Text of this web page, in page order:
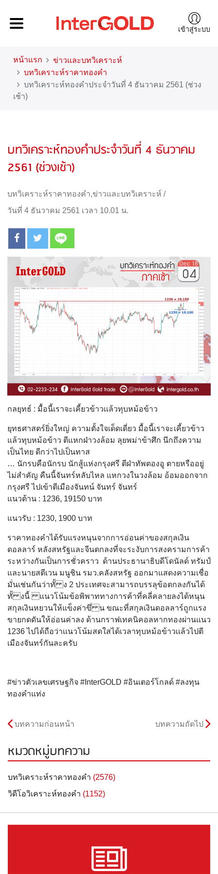
เข้าสู่ระบบ
หน้าแรก
ข่าวและบทวิเคราะห์
บทวิเคราะห์ราคาทองคำ
บทวิเคราะห์ทองคำประจำวันที่ 4 ธันวาคม 2561 (ช่วง
เช้า)
บทวิเคราะห์ทองคำประจำวันที่ 4 ธันวาคม
2561 (ช่วงเช้า)
บทวิเคราะห์ราคาทองคำ,ข่าวและบทวิเคราะห์ /
วันที่ 4 ธันวาคม 2561 เวลา 10.01 น.
กลยุทธ์ : มื้อนี้เราจะเคี้ยวข้าวเเล้วทุบหม้อข้าว
ยุทธศาสตร์ยิ่งใหญ่ ความตั้งใจเด็ดเดี่ยว มื้อนี้เราจะเคี้ยวข้าว
แล้วทุบหม้อข้าว ตีแหกฝ่าวงล้อม ลุยพม่าข้าศึก นึกถึงความ
เป็นไทย ดีกว่าไปเป็นทาส
… นักรบคือนักรบ นักสู้แห่งกรุงศรี ตีฝ่าทัพตองอู ตายหรืออยู่
ไม่สำคัญ คืนนี้จันทร์หลับไหล แหกวงในวงล้อม อ้อมออกจาก
กรุงศรี ไปเข้าตีเมืองจันทน์ จันทร์ จันทร์
แนวต้าน : 1236, 19150 บาท
แนวรับ : 1230, 1900 บาท
ราคาทองคําได้รับแรงหนุนจากการอ่อนค่าของสกุลเงิน
ดอลลาร์ หลังสหรัฐและจีนตกลงที่จะระงับการสงครามการค้า
ระหว่างกันเป็นการชั่วคราว ด้านประธานาธิบดีโดนัลด์ ทรัมป์
และนายสตีเวน มนูชิน รมว.คลังสหรัฐ ออกมาแสดงความเชื่อ
มั่นเช่นกันว่าทั้ ง 2 ประเทศจะสามารถบรรลุข้อตกลงกันได้
ทั้ งนี้ แนวโน้มข้อพิพาททางการค้าที่คลี่คลายลงได้หนุน
สกุลเงินหยวนให้แข็งค่าขึ่ น ขณะที่สกุลเงินดอลลาร์ถูกแรง
ขายกดดันให้อ่อนค่าลง ด้านกราฟเทคนิคอลหากทองผ่านแนว
1236 ไปได้ถือว่าเเนวโน้มสดใสได้เวลาทุบหม้อข้าวเเล้วไปตี
เมืองจันทร์กันละครับ
#ข่าวตัวเลขเศรษฐกิจ #InterGOLD #อินเตอร์โกลด์ #ลงทุน
ทองคำแท่ง
บทความก่อนหน้า บทความถัดไป
หมวดหมู่บทความ
บทวิเคราะห์ราคาทองคำ (2576)
วิดีโอวิเคราะห์ทองคำ (1152)